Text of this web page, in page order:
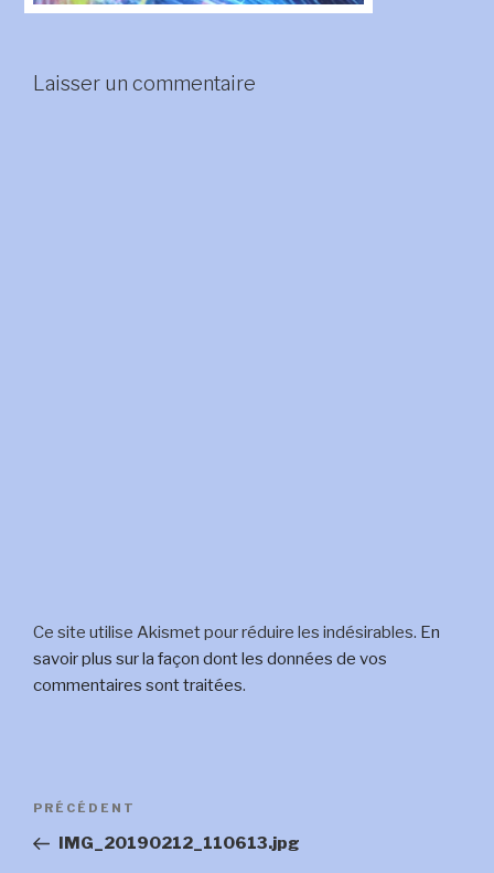
Laisser un commentaire
Ce site utilise Akismet pour réduire les indésirables. En
savoir plus sur la façon dont les données de vos
commentaires sont traitées.
Navigation
l’article
Article
précédent
PRÉCÉDENT
IMG_20190212_110613.jpg